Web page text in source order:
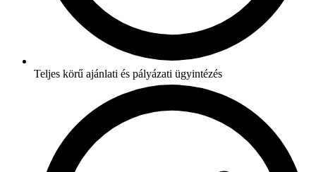
Teljes körű ajánlati és pályázati ügyintézés